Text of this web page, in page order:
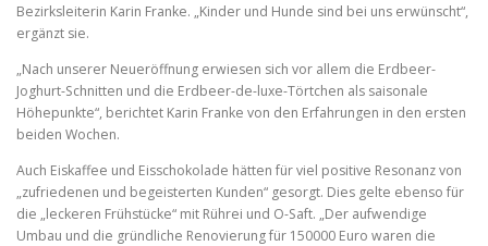
Bezirksleiterin Karin Franke. „Kinder und Hunde sind bei uns erwünscht“,
ergänzt sie.
„Nach unserer Neueröffnung erwiesen sich vor allem die Erdbeer-
Joghurt-Schnitten und die Erdbeer-de-luxe-Törtchen als saisonale
Höhepunkte“, berichtet Karin Franke von den Erfahrungen in den ersten
beiden Wochen.
Auch Eiskaffee und Eisschokolade hätten für viel positive Resonanz von
„zufriedenen und begeisterten Kunden“ gesorgt. Dies gelte ebenso für
die „leckeren Frühstücke“ mit Rührei und O-Saft. „Der aufwendige
Umbau und die gründliche Renovierung für 150000 Euro waren die